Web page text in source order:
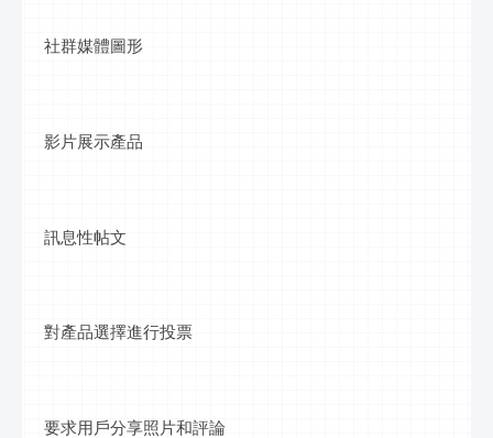
社群媒體圖形
影片展示產品
訊息性帖文
對產品選擇進行投票
要求用戶分享照片和評論